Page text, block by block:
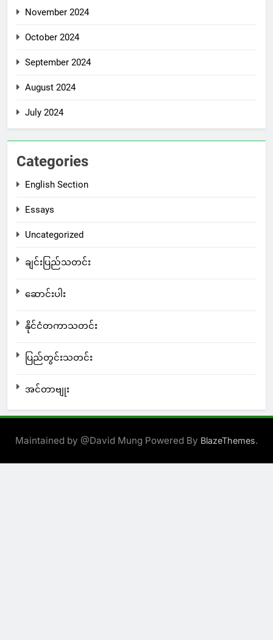
November 2024
October 2024
September 2024
August 2024
July 2024
Categories
English Section
Essays
Uncategorized
ချင်းပြည်သတင်း
ဆောင်းပါး
နိုင်ငံတကာသတင်း
ပြည်တွင်းသတင်း
အင်တာဗျုး
Maintained by @David Mung Powered By BlazeThemes.